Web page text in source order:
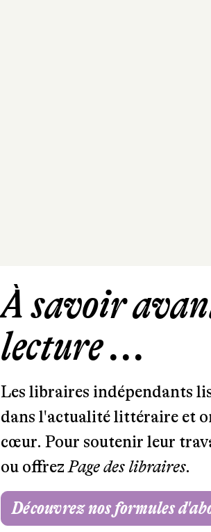
À savoir
lecture ...
Les libraires indépendants
dans l'actualité littéraire et
cœur. Pour soutenir leur
ou offrezPage des libraires.
Découvrez nos formules